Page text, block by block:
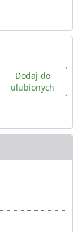
Dodaj do
ulubionych